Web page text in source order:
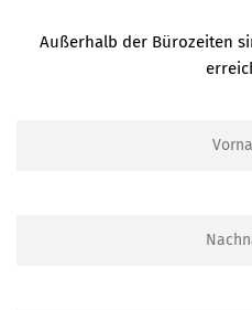
Außerhalb der Bürozeiten